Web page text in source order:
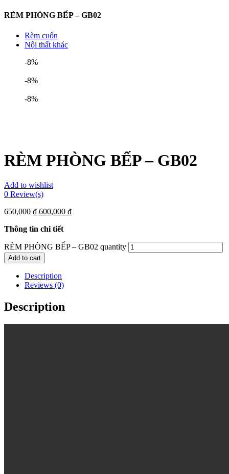
RÈM PHÒNG BẾP – GB02
Rèm cuốn
Nội thất khác
-8%
-8%
-8%
RÈM PHÒNG BẾP – GB02
Add to wishlist
0 Review(s)
650,000₫ 600,000 ₫
Thông tin chi tiết
RÈM PHÒNG BẾP – GB02 quantity
Add to cart
Description
Reviews (0)
Description